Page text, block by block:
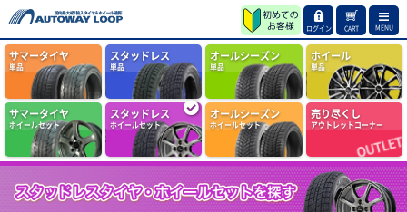
ログイン CART MENU
サマータイヤ
単品
スタッドレス
単品
オールシーズン
単品
ホイール
単品
サマータイヤ
ホイールセット
スタッドレス
ホイールセット
オールシーズン
ホイールセット
売り尽くし
アウトレットコーナー